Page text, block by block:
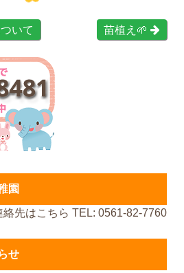
いて 苗植え🌱
園
先はこちら TEL: 0561-82-7760
せ